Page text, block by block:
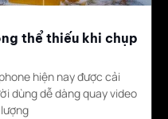
thể thiếu khi chụp
hiện nay được cải
dùng dễ dàng quay video